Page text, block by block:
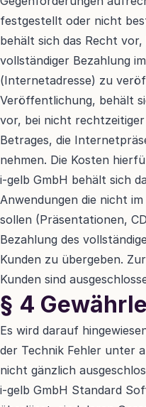
festgestellt oder nicht
behält sich das Recht
vollständiger Bezahlung
(Internetadresse) zu
Veröffentlichung, behält
vor, bei nicht
Betrages, die
nehmen. Die Kosten
i-gelb GmbH behält sich
Anwendungen die nicht
sollen (Präsentationen,
Bezahlung des
Kunden zu übergeben.
Kunden sind
§ 4
Es wird darauf
der Technik Fehler unter
nicht gänzlich
i-gelb GmbH Standard